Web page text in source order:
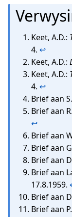
Keet, A.D.:
4. ↩
Keet, A.D.:
Keet, A.D.:
4. ↩
Brief aan
Brief aan
↩
Brief aan
Brief aan
Brief aan
Brief aan
17.8.1959.
Brief aan
Brief aan